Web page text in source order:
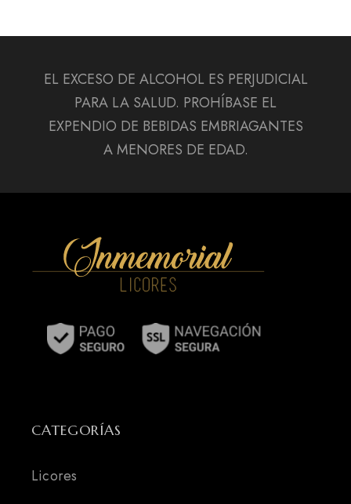
EL EXCESO DE ALCOHOL ES PERJUDICIAL
PARA LA SALUD. PROHÍBASE EL
EXPENDIO DE BEBIDAS EMBRIAGANTES
A MENORES DE EDAD.
CATEGORÍAS
Licores